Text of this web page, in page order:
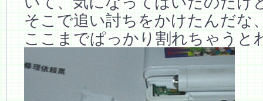
そこで追い討ちをかけたんだな
ここまでぱっかり割れちゃう